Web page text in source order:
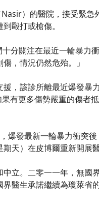
）的醫院，接受緊急
毆打或槍傷。
分關注在最近一輪暴力
，情況仍然危殆。」
，該診所離最近爆發暴
有更多傷勢嚴重的傷者
爆發最新一輪暴力衝突
天）在皮博爾重新開展醫
立。二零一一年，無國
醫生承諾繼續為瓊萊省